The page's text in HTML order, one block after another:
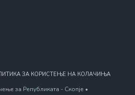
ЗА КОРИСТЕЊЕ НА КОЛАЧИЊА
за Републиката - Скопје •